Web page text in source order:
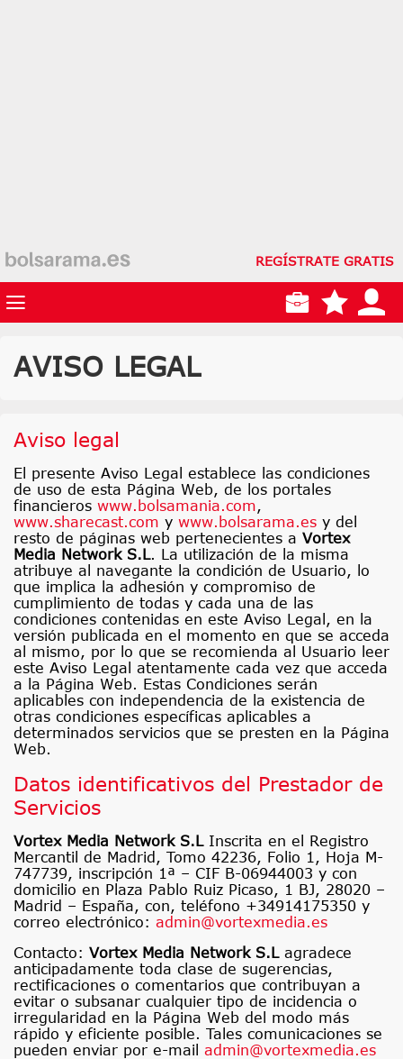
REGÍSTRATE GRATIS
AVISO LEGAL
Aviso legal
El presente Aviso Legal establece las condiciones
de uso de esta Página Web, de los portales
financieros www.bolsamania.com,
www.sharecast.com y www.bolsarama.es y del
resto de páginas web pertenecientes a Vortex
Media Network S.L. La utilización de la misma
atribuye al navegante la condición de Usuario, lo
que implica la adhesión y compromiso de
cumplimiento de todas y cada una de las
condiciones contenidas en este Aviso Legal, en la
versión publicada en el momento en que se acceda
al mismo, por lo que se recomienda al Usuario leer
este Aviso Legal atentamente cada vez que acceda
a la Página Web. Estas Condiciones serán
aplicables con independencia de la existencia de
otras condiciones específicas aplicables a
determinados servicios que se presten en la Página
Web.
Datos identificativos del Prestador de
Servicios
Vortex Media Network S.LInscrita en el Registro
Mercantil de Madrid, Tomo 42236, Folio 1, Hoja M-
747739, inscripción 1ª – CIF B-06944003 y con
domicilio en Plaza Pablo Ruiz Picaso, 1 BJ, 28020 –
Madrid – España, con, teléfono +34914175350 y
correo electrónico: admin@vortexmedia.es
Contacto: Vortex Media Network S.Lagradece
anticipadamente toda clase de sugerencias,
rectificaciones o comentarios que contribuyan a
evitar o subsanar cualquier tipo de incidencia o
irregularidad en la Página Web del modo más
rápido y eficiente posible. Tales comunicaciones se
pueden enviar por e-mail admin@vortexmedia.es